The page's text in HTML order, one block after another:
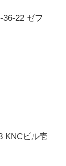
22 ゼフ
KNCビル壱